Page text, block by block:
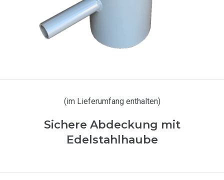
(im Lieferumfang enthalten)
Sichere Abdeckung mit
Edelstahlhaube